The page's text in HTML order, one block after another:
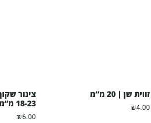
זווית שן | 20 מ”מ
₪4.00
18-23 מ”מ
₪6.00